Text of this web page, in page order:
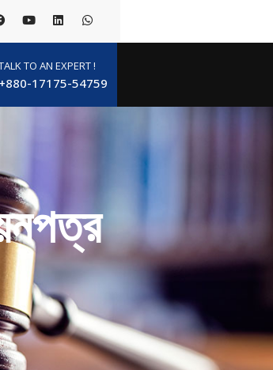
TO AN EXPERT !
+880-17175-54759